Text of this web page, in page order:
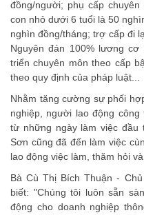
đồng/người; phụ cấp
con nhỏ dưới 6 tuổi là 50
nghìn đồng/tháng; trợ cấp đi
Nguyên đán 100% lương
triển chuyên môn theo cấp
theo quy định của pháp luật...
Nhằm tăng cường sự phối
nghiệp, người lao động
từ những ngày làm việc
Sơn cũng đã đến làm việc
lao động việc làm, thăm hỏi
Bà Cù Thị Bích Thuận -
biết: "Chúng tôi luôn sẵn
động cho doanh nghiệp